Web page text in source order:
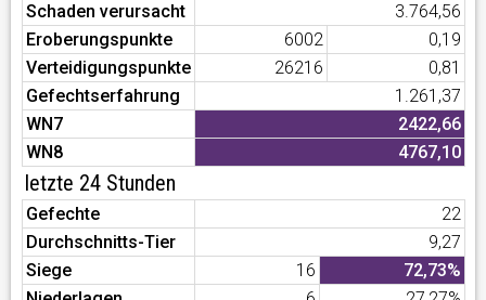
Schaden verursacht
3.764,56
Eroberungspunkte
6002
0,19
Verteidigungspunkte
26216
0,81
Gefechtserfahrung
1.261,37
WN7
2422,66
WN8
4767,10
letzte 24 Stunden
Gefechte
22
Durchschnitts-Tier
9,27
Siege
16
72,73%